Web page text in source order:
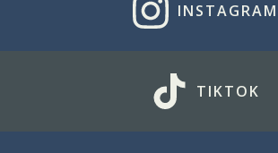
INSTAGRAM
TIKTOK